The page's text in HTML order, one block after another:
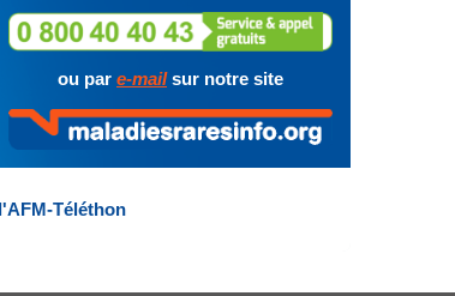
ou par e-mailsur notre site
Téléthon